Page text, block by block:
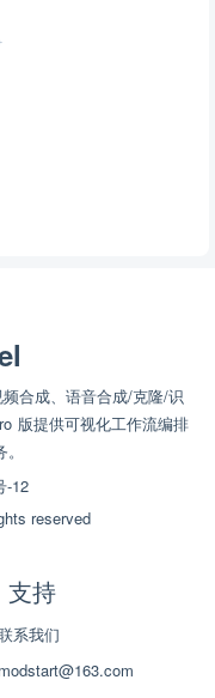
合成、语音合成/克隆/识
版提供可视化工作流编排
-12
reserved
支持
系我们
modstart@163.com